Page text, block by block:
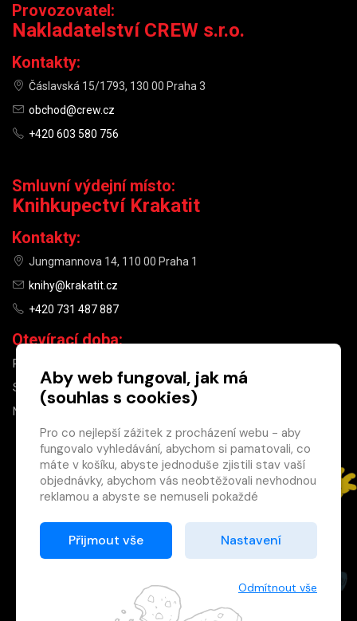
×
Máte u nás již
registrovaný
účet?
Registrací získáte slevu
na zboží ve výši 15 %
Registrovat
Provozovatel:
Nakladatelství CREW s.r.o.
Kontakty:
Čáslavská 15/1793, 130 00 Praha 3
obchod@crew.cz
+420 603 580 756
Smluvní výdejní místo:
Knihkupectví Krakatit
Kontakty:
Jungmannova 14, 110 00 Praha 1
knihy@krakatit.cz
+420 731 487 887
Otevírací doba:
PO–PÁ
SO
10:00–13:00
NE
Zásady cookies
Aby web fungoval, jak má
(souhlas s cookies)
Pro co nejlepší zážitek z procházení webu - aby
fungovalo vyhledávání, abychom si pamatovali, co
máte v košíku, abyste jednoduše zjistili stav vaší
objednávky, abychom vás neobtěžovali nevhodnou
reklamou a abyste se nemuseli pokaždé
Proto od vás potřebujeme souhlas se
zpracováním souborů cookies
Děkujeme, že nám ho dáte a pomůžete nám tak
Přijmout vše Nastavení
Odmítnout vše